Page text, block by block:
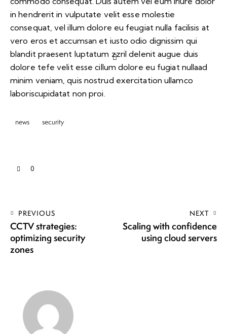
in hendrerit in vulputate velit esse molestie
consequat, vel illum dolore eu feugiat nulla facilisis at
vero eros et accumsan et iusto odio dignissim qui
blandit praesent luptatum zzril delenit augue duis
dolore tefe velit esse cillum dolore eu fugiat nullaad
minim veniam, quis nostrud exercitation ullamco
laboriscupidatat non proi.
news security
0
PREVIOUS
CCTV strategies:
optimizing security
zones
NEXT
Scaling with confidence
using cloud servers